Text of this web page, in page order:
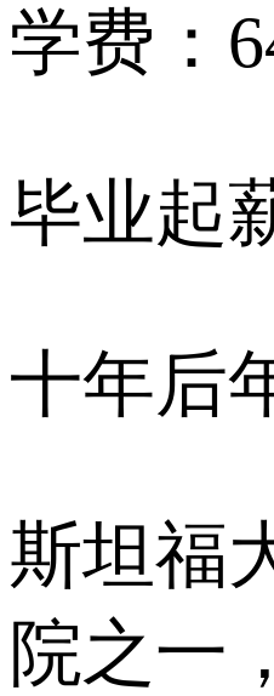
学费：
毕业起
十年后
斯坦福
院之一